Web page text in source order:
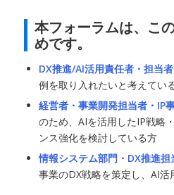
本フォーラムは、こ
めです。
DX推進/AI活用責任者・担当者
例を取り入れたいと考えてい
経営者・事業開発担当者・IP
のため、AIを活用したIP戦略
ンス強化を検討している方
情報システム部門・DX推進
事業のDX戦略を策定し、AI活